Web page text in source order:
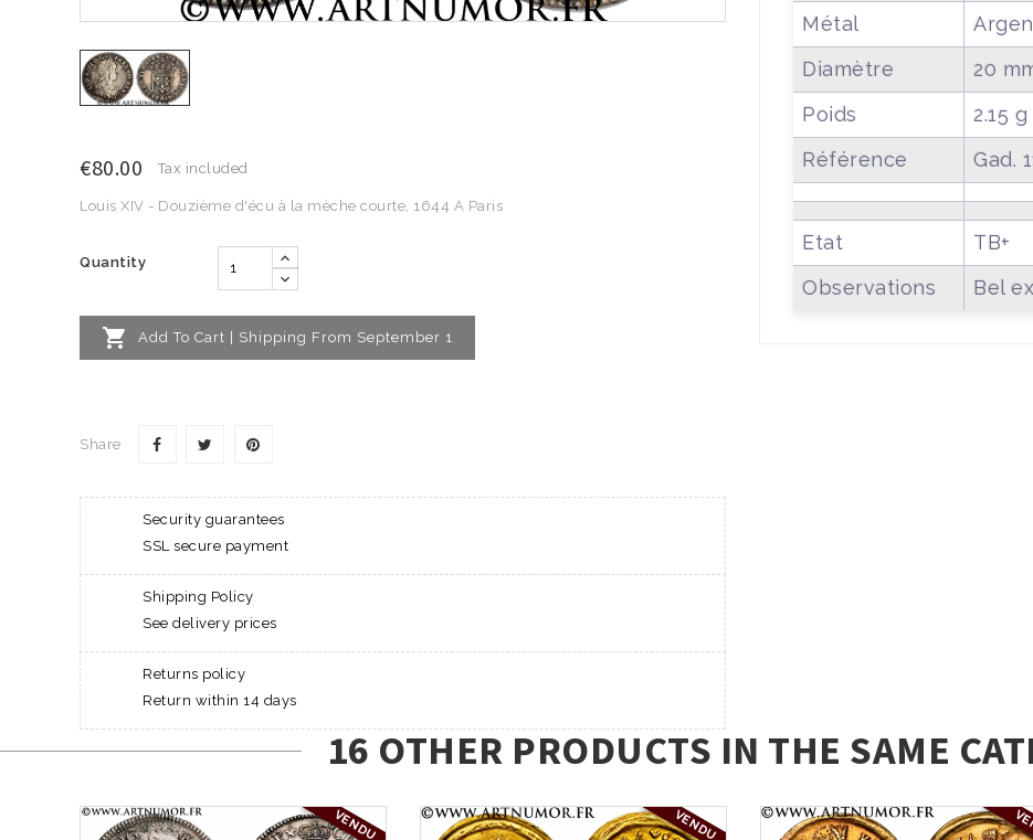
€80.00 Tax included
Louis XIV - Douzième d'écu à la mèche courte, 1644 A Paris
Quantity
 Add To Cart | Shipping From September 1
Share
Security guarantees
SSL secure payment
Shipping Policy
See delivery prices
Returns policy
Return within 14 days
Métal
Diamètre
20
Poids
2.15 g
Référence
Gad.
Etat
TB+
Observations
Bel
16 OTHER PRODUCTS IN THE SAME
VENDU VENDU